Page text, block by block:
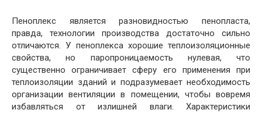
Пеноплекс является разновидностью пенопласта,
правда, технологии производства достаточно сильно
отличаются. У пеноплекса хорошие теплоизоляционные
свойства, но паропроницаемость нулевая, что
существенно ограничивает сферу его применения при
теплоизоляции зданий и подразумевает необходимость
организации вентиляции в помещении, чтобы вовремя
избавляться от излишней влаги. Характеристики